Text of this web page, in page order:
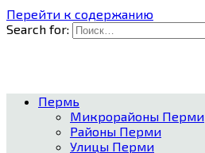
Перейти к содержанию
Search for:
Пермь
Микрорайоны Перми
Районы Перми
Улицы Перми